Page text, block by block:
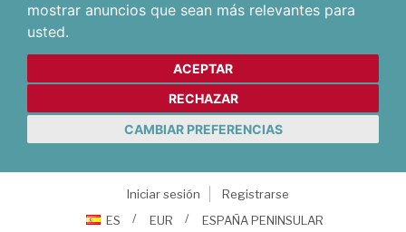
mostrar anuncios que sean más relevantes para
usted.
ACEPTAR
RECHAZAR
CAMBIAR PREFERENCIAS
Iniciar sesión
Registrarse
ES
EUR ESPAÑA PENINSULAR